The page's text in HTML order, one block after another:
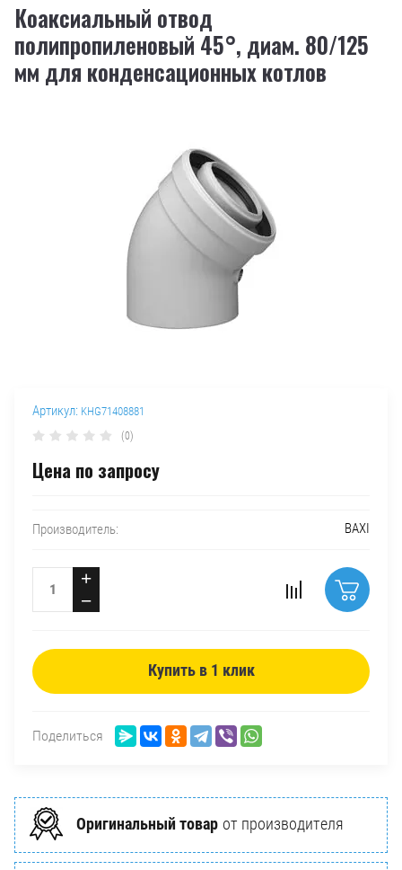
Коаксиальный отвод
полипропиленовый 45°, диам. 80/125
мм для конденсационных котлов
Артикул: KHG71408881
(0)
Цена по запросу
Производитель: BAXI
−
+
Купить в 1 клик
Поделиться
Оригинальный товар от производителя